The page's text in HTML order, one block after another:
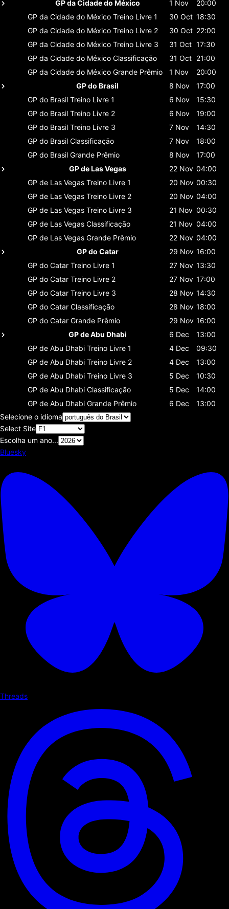
GP da Cidade do México 1 Nov
20:00
GP da Cidade do México Treino Livre 1 30 Oct 18:30
GP da Cidade do México Treino Livre 2 30 Oct 22:00
GP da Cidade do México Treino Livre 3 31 Oct 17:30
GP da Cidade do México Classificaçāo 31 Oct 21:00
GP da Cidade do México Grande Prêmio 1 Nov
20:00
GP do Brasil
8 Nov
17:00
GP do Brasil Treino Livre 1 6 Nov
15:30
GP do Brasil Treino Livre 2 6 Nov
19:00
GP do Brasil Treino Livre 3 7 Nov
14:30
GP do Brasil Classificaçāo 7 Nov
18:00
GP do Brasil Grande Prêmio 8 Nov
17:00
GP de Las Vegas
22 Nov 04:00
GP de Las Vegas Treino Livre 1 20 Nov 00:30
GP de Las Vegas Treino Livre 2 20 Nov 04:00
GP de Las Vegas Treino Livre 3 21 Nov 00:30
GP de Las Vegas Classificaçāo 21 Nov 04:00
GP de Las Vegas Grande Prêmio 22 Nov 04:00
GP do Catar
29 Nov 16:00
GP do Catar Treino Livre 1 27 Nov 13:30
GP do Catar Treino Livre 2 27 Nov 17:00
GP do Catar Treino Livre 3 28 Nov 14:30
GP do Catar Classificaçāo 28 Nov 18:00
GP do Catar Grande Prêmio 29 Nov 16:00
GP de Abu Dhabi
6 Dec
13:00
GP de Abu Dhabi Treino Livre 1 4 Dec
09:30
GP de Abu Dhabi Treino Livre 2 4 Dec
13:00
GP de Abu Dhabi Treino Livre 3 5 Dec
10:30
GP de Abu Dhabi Classificaçāo 5 Dec
14:00
GP de Abu Dhabi Grande Prêmio 6 Dec
13:00
Selecione o idioma
Select Site
Escolha um ano...
Bluesky
Threads